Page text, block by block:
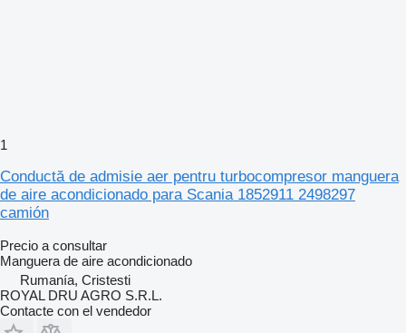
1
Conductă de admisie aer pentru turbocompresor manguera
de aire acondicionado para Scania 1852911 2498297
camión
Precio a consultar
Manguera de aire acondicionado
Rumanía, Cristesti
ROYAL DRU AGRO S.R.L.
Contacte con el vendedor